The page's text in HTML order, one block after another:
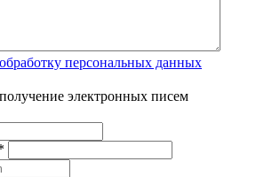
обработку персональных данных
электронных писем